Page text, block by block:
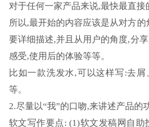
对于任何一家产品来说,最快最直接
所以,最开始的内容应该是从对方
要详细描述,并且从用户的角度,分
感受,使用后的体验等等。
比如一款洗发水,可以这样写:去
等。
2.尽量以“我”的口吻,来讲述产品的
软文写作要点: (1)软文发稿网自